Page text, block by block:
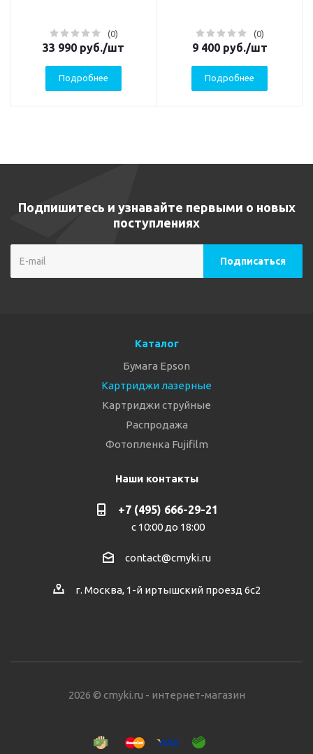
(0)
33 990 руб./шт
Подробнее
(0)
9 400руб./шт
Подробнее
Подпишитесь и узнавайте первыми о новых
поступлениях
Каталог
Бумага Epson
Картриджи лазерные
Картриджи струйные
Распродажа
Фотопленка Fujifilm
Наши контакты
+7 (495) 666-29-21
с 10:00 до 18:00
contact@cmyki.ru
г. Москва, 1-й иртышский проезд 6с2
2026 © cmyki.ru - интернет-магазин